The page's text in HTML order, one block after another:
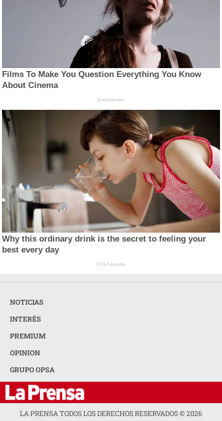
Films To Make You Question Everything You Know
About Cinema
Brainberries
Why this ordinary drink is the secret to feeling your
best every day
CTA Favorite
NOTICIAS
INTERÉS
PREMIUM
OPINION
GRUPO OPSA
LA PRENSA TODOS LOS DERECHOS RESERVADOS ©2026